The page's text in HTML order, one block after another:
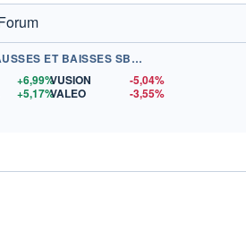
+ FORTES HAUSSES ET BAISSES SBF 120
+6,99%
+5,17%
VUSION
-5,04%
VALEO
-3,55%